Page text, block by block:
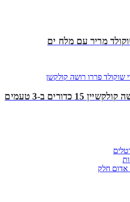
מריר עם מלח ים
15 כדורים ב-3 טעמים